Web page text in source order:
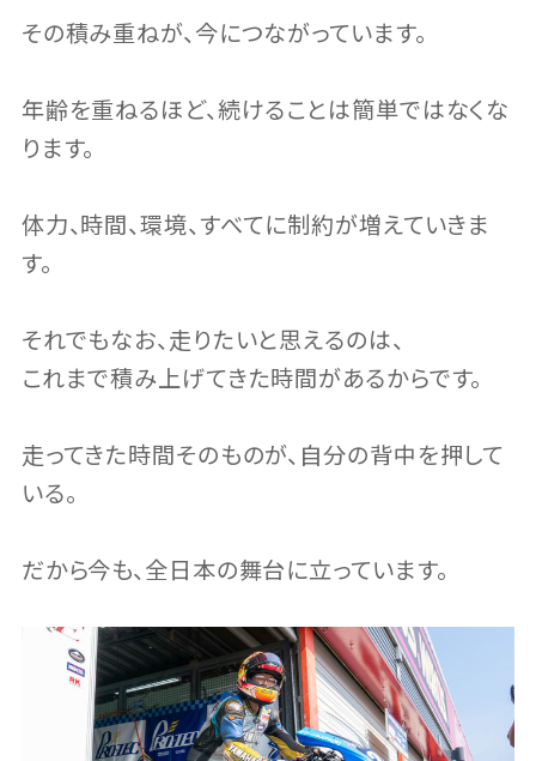
その積み重ねが、今につながっています。
年齢を重ねるほど、続けることは簡単ではなくな
ります。
体力、時間、環境、すべてに制約が増えていきま
す。
それでもなお、走りたいと思えるのは、
これまで積み上げてきた時間があるからです。
走ってきた時間そのものが、自分の背中を押して
いる。
だから今も、全日本の舞台に立っています。